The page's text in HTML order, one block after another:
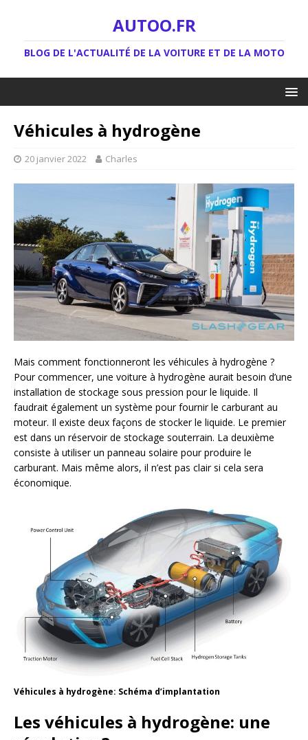
AUTOO.FR
BLOG DE L'ACTUALITÉ DE LA VOITURE ET DE LA MOTO
Véhicules à hydrogène
20 janvier 2022 Charles
Mais comment fonctionneront les véhicules à hydrogène ?
Pour commencer, une voiture à hydrogène aurait besoin d’une
installation de stockage sous pression pour le liquide. Il
faudrait également un système pour fournir le carburant au
moteur. Il existe deux façons de stocker le liquide. Le premier
est dans un réservoir de stockage souterrain. La deuxième
consiste à utiliser un panneau solaire pour produire le
carburant. Mais même alors, il n’est pas clair si cela sera
économique.
Véhicules à hydrogène: Schéma d’implantation
Les véhicules à hydrogène: une